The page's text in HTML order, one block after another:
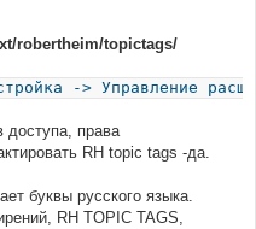
robertheim/topictags/
-> Управление
доступа, права
RH topic tags -да.
буквы русского языка.
RH TOPIC TAGS,